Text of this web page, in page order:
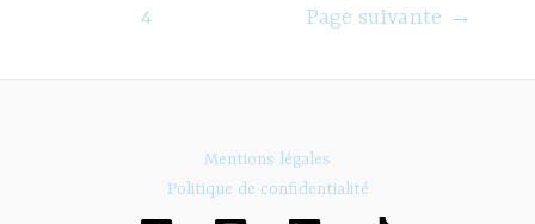
2022
4 Page suivante →
Mentions légales
Politique de confidentialité